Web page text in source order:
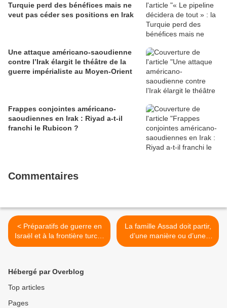
Turquie perd des bénéfices mais ne
veut pas céder ses positions en Irak
Une attaque américano-saoudienne
contre l’Irak élargit le théâtre de la
guerre impérialiste au Moyen-Orient
Frappes conjointes américano-
saoudiennes en Irak : Riyad a-t-il
franchi le Rubicon ?
Commentaires
< Préparatifs de guerre en
Israël et à la frontière turco-
syrienne
La famille Assad doit partir,
d’une manière ou d’une
autre >
Hébergé par Overblog
Top articles
Pages